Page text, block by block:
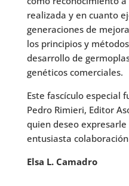
realizada y en cuanto
generaciones de
los principios y
desarrollo de
genéticos comerciales.
Este fascículo especial
Pedro Rimieri, Editor
quien deseo
entusiasta
Elsa L. Camadro